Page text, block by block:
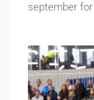
september